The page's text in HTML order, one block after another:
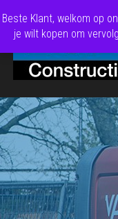
Beste Klant, welkom op
je wilt kopen om